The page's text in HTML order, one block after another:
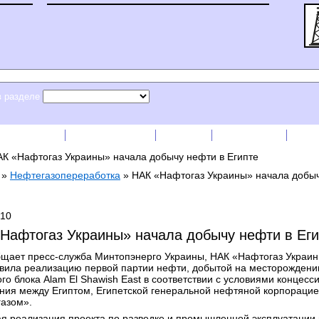
разделе
«Нафтогаз Украины» начала добычу нефти в Египте
Нефтегазопереработка » НАК «Нафтогаз Украины» начала
Украины» начала добычу нефти в
пресс-служба Минтопэнерго Украины, НАК «Нафтогаз
реализацию первой партии нефти, добытой на
блока Alam El Shawish Еаst в соответствии с условиями
между Египтом, Египетской генеральной нефтяной